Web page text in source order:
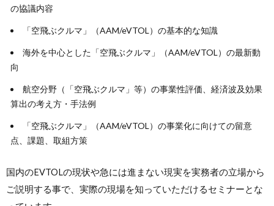
の協議内容
「空飛ぶクルマ」（AAM/eVTOL）の基本的な知識
海外を中心とした「空飛ぶクルマ」（AAM/eVTOL）の最新動
向
航空分野（「空飛ぶクルマ」等）の事業性評価、経済波及効果
算出の考え方・手法例
「空飛ぶクルマ」（AAM/eVTOL）の事業化に向けての留意
点、課題、取組方策
国内のEVTOLの現状や急には進まない現実を実務者の立場から
ご説明する事で、実際の現場を知っていただけるセミナーとな